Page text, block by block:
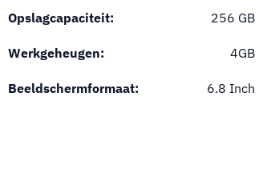
Opslagcapaciteit: 256 GB
Werkgeheugen: 4GB
Beeldschermformaat: 6.8 Inch